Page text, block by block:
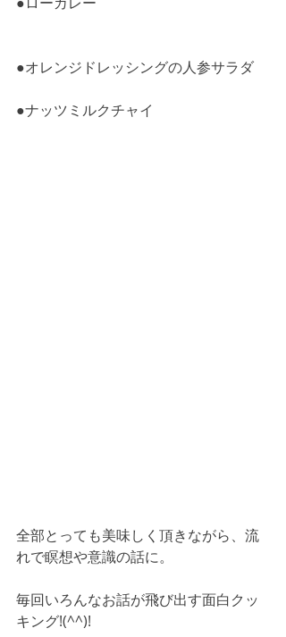
●オレンジドレッシングの人参サラダ
●ナッツミルクチャイ
全部とっても美味しく頂きながら、流
れで瞑想や意識の話に。
毎回いろんなお話が飛び出す面白クッ
キング!(^^)!